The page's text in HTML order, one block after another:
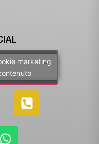
marketing